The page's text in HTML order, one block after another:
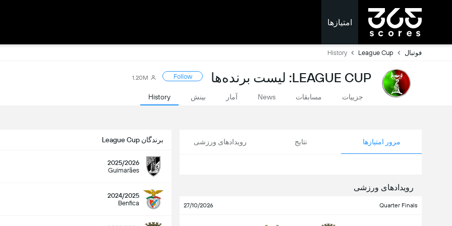
امتیازها
فوتبال League Cup
History
LEAGUE CUP: لیست برنده‌ها Follow
1.20M
جزییات مسابقات News آمار بینش History
مرور امتیازها نتایج رویدادهای ورزشی
رویدادهای ورزشی
Quarter Finals
27/10/2026
برندگان League Cup
2025/2026
Guimarães
2024/2025
Benfica